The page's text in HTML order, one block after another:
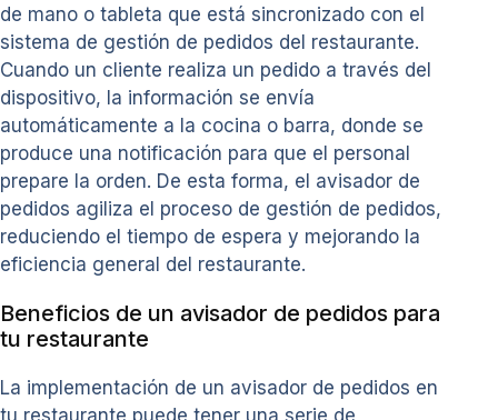
de mano o tableta que está sincronizado con el
sistema de gestión de pedidos del restaurante.
Cuando un cliente realiza un pedido a través del
dispositivo, la información se envía
automáticamente a la cocina o barra, donde se
produce una notificación para que el personal
prepare la orden. De esta forma, el avisador de
pedidos agiliza el proceso de gestión de pedidos,
reduciendo el tiempo de espera y mejorando la
eficiencia general del restaurante.
Beneficios de un avisador de pedidos para
tu restaurante
La implementación de un avisador de pedidos en